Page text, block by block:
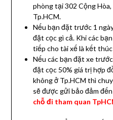
phòng tại 302 Cộng
Tp.HCM.
Nếu bạn đặt trước 1
đặt cọc gì cả. Khi các
tiếp cho tài xế là kết thúc
Nếu các bạn đặt xe
đặt cọc 50% giá trị hợp
không ở Tp.HCM thì
sẽ được gửi bảo đảm
chỗ đi tham quan